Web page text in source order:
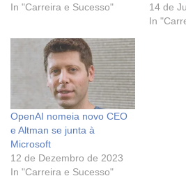
In "Carreira e Sucesso"
14 de
In
OpenAI nomeia novo CEO
e Altman se junta à
Microsoft
12 de Dezembro de 2023
In "Carreira e Sucesso"